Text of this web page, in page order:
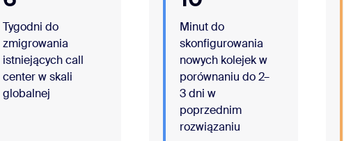
Tygodni do
zmigrowania
istniejących call
center w skali
globalnej
Minut do
skonfigurowania
nowych kolejek w
porównaniu do 2–
3 dni w
poprzednim
rozwiązaniu